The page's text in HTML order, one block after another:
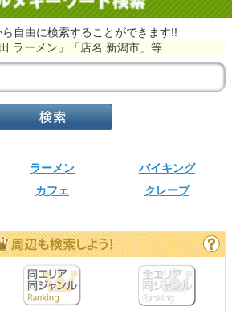
自由に検索することができます!!
ラーメン」「店名 新潟市」等
ラーメン
バイキング
カフェ クレープ